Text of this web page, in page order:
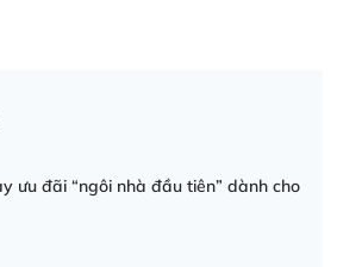
ưu đãi “ngôi nhà đầu tiên” dành cho